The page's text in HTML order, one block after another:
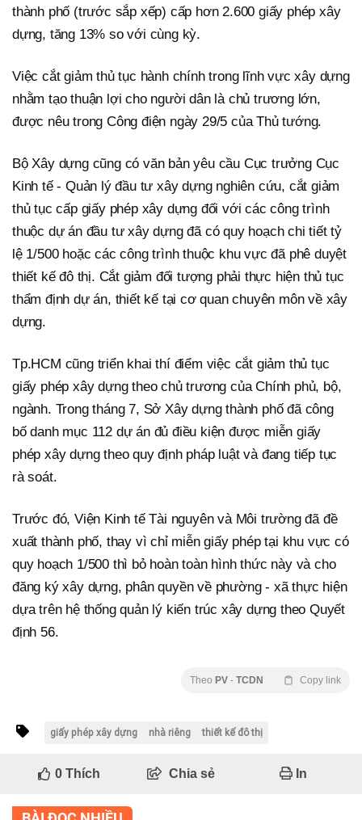
thành phố (trước sắp xếp) cấp hơn 2.600 giấy phép xây
dựng, tăng 13% so với cùng kỳ.
Việc cắt giảm thủ tục hành chính trong lĩnh vực xây dựng
nhằm tạo thuận lợi cho người dân là chủ trương lớn,
được nêu trong Công điện ngày 29/5 của Thủ tướng.
Bộ Xây dựng cũng có văn bản yêu cầu Cục trưởng Cục
Kinh tế - Quản lý đầu tư xây dựng nghiên cứu, cắt giảm
thủ tục cấp giấy phép xây dựng đối với các công trình
thuộc dự án đầu tư xây dựng đã có quy hoạch chi tiết tỷ
lệ 1/500 hoặc các công trình thuộc khu vực đã phê duyệt
thiết kế đô thị. Cắt giảm đối tượng phải thực hiện thủ tục
thẩm định dự án, thiết kế tại cơ quan chuyên môn về xây
dựng.
Tp.HCM cũng triển khai thí điểm việc cắt giảm thủ tục
giấy phép xây dựng theo chủ trương của Chính phủ, bộ,
ngành. Trong tháng 7, Sở Xây dựng thành phố đã công
bố danh mục 112 dự án đủ điều kiện được miễn giấy
phép xây dựng theo quy định pháp luật và đang tiếp tục
rà soát.
Trước đó, Viện Kinh tế Tài nguyên và Môi trường đã đề
xuất thành phố, thay vì chỉ miễn giấy phép tại khu vực có
quy hoạch 1/500 thì bỏ hoàn toàn hình thức này và cho
đăng ký xây dựng, phân quyền về phường - xã thực hiện
dựa trên hệ thống quản lý kiến trúc xây dựng theo Quyết
định 56.
Theo PV - TCDN Copy link
giấy phép xây dựng nhà riêng thiết kế đô thị
0Thích Chia sẻ In